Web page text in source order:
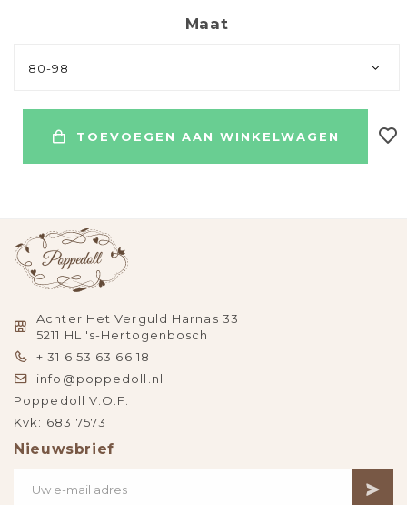
Maat
80-98
TOEVOEGEN AAN WINKELWAGEN
Achter Het Verguld Harnas 33
5211 HL 's-Hertogenbosch
+ 31 6 53 63 66 18
info@poppedoll.nl
Poppedoll V.O.F.
Kvk: 68317573
Nieuwsbrief